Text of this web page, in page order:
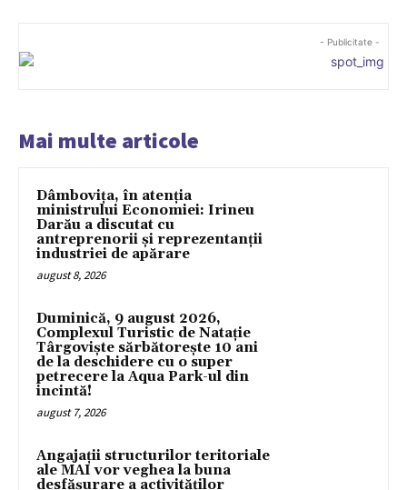
- Publicitate -
Mai multe articole
Dâmbovița, în atenția
ministrului Economiei: Irineu
Darău a discutat cu
antreprenorii și reprezentanții
industriei de apărare
august 8, 2026
Duminică, 9 august 2026,
Complexul Turistic de Natație
Târgoviște sărbătorește 10 ani
de la deschidere cu o super
petrecere la Aqua Park-ul din
incintă!
august 7, 2026
Angajații structurilor teritoriale
ale MAI vor veghea la buna
desfășurare a activităților